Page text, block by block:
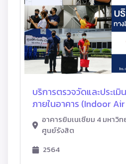
บริการตรวจวัดและประเ
ภายในอาคาร (Indoor
อาคารยิมเนเซียม 4 มหาวิ
ศูนย์รังสิต
2564